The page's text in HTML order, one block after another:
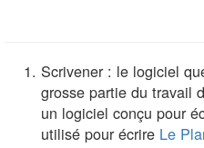
Scrivener : le logiciel
grosse partie du travail
un logiciel conçu pour
utilisé pour écrire Le